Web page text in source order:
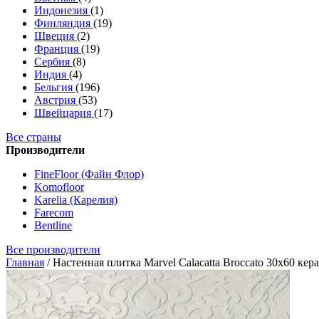
Индонезия (1)
Финляндия (19)
Швеция (2)
Франция (19)
Сербия (8)
Индия (4)
Бельгия (196)
Австрия (53)
Швейцария (17)
Все страны
Производители
FineFloor (Файн Флор)
Komofloor
Karelia (Карелия)
Farecom
Bentline
Все производители
Главная /Настенная плитка Marvel Calacatta Broccato 30x60